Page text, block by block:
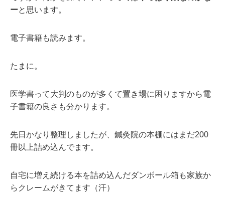
ーと思います。
電子書籍も読みます。
たまに。
医学書って大判のものが多くて置き場に困りますから電
子書籍の良さも分かります。
先日かなり整理しましたが、鍼灸院の本棚にはまだ200
冊以上詰め込んでます。
自宅に増え続ける本を詰め込んだダンボール箱も家族か
らクレームがきてます（汗）